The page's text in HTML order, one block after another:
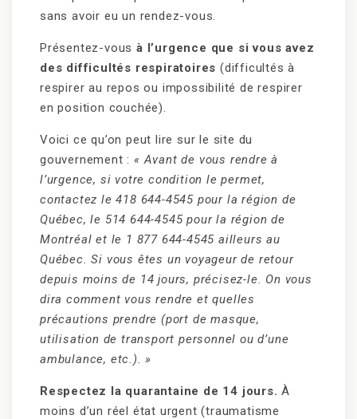
sans avoir eu un rendez-vous.
Présentez-vous à l’urgence que si vous avez
des difficultés respiratoires (difficultés à
respirer au repos ou impossibilité de respirer
en position couchée).
Voici ce qu’on peut lire sur le site du
gouvernement :« Avant de vous rendre à
l’urgence, si votre condition le permet,
contactez le 418 644-4545 pour la région de
Québec, le 514 644-4545 pour la région de
Montréal et le 1 877 644-4545 ailleurs au
Québec. Si vous êtes un voyageur de retour
depuis moins de 14 jours, précisez-le. On vous
dira comment vous rendre et quelles
précautions prendre (port de masque,
utilisation de transport personnel ou d’une
ambulance, etc.). »
Respectez la quarantaine de 14 jours. À
moins d’un réel état urgent (traumatisme